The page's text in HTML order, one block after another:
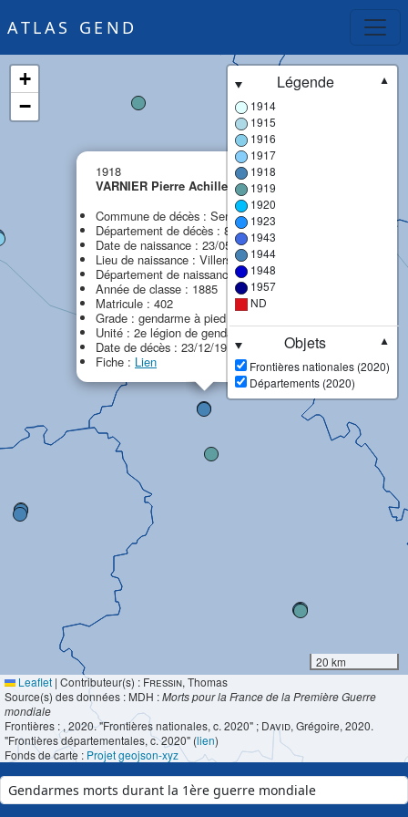
ATLAS GEND
1918
VARNIER Pierre Achille
MPF
Commune de décès : Sens
Département de décès : 89 - Yonne
Date de naissance : 23/05/1865
Lieu de naissance : Villers-le-Sec
Département de naissance : 55 - Meuse
Année de classe : 1885
Matricule : 402
Grade : gendarme à pied
Unité : 2e légion de gendarmerie (2e LG)
Date de décès : 23/12/1918
Fiche : Lien
+
−
Légende
▼
1914
1915
1916
1917
1918
1919
1920
1923
1943
1944
1948
1957
ND
Objets
▼
Frontières nationales (2020)
Départements (2020)
20 km
Leaflet | Contributeur(s) : Fressin, Thomas
Source(s) des données : MDH :Morts pour la France de la Première Guerre
mondiale
Frontières : , 2020. "Frontières nationales, c. 2020" ; David, Grégoire, 2020.
"Frontières départementales, c. 2020" (lien)
Fonds de carte : Projet geojson-xyz